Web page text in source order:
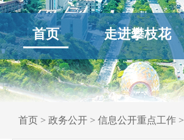
首页 走进攀枝花
首页 > 政务公开 > 信息公开重点工作 >